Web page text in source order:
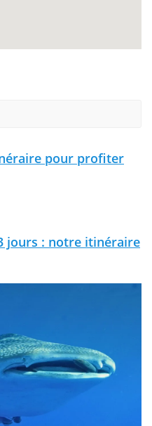
pour profiter
jours : notre itinéraire